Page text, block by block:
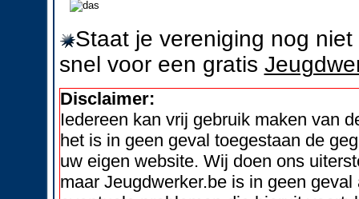
Staat je vereniging nog
snel voor een gratis
Disclaimer:
Iedereen kan vrij gebruik maken van
het is in geen geval toegestaan de
uw eigen website. Wij doen ons
maar Jeugdwerker.be is in geen